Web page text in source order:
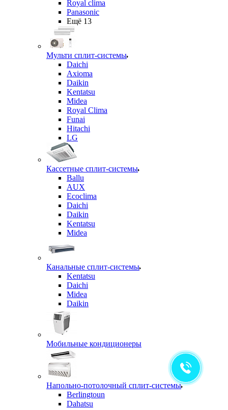
Royal clima
Panasonic
Ещё 13
Мульти сплит-системы
Daichi
Axioma
Daikin
Kentatsu
Midea
Royal Clima
Funai
Hitachi
LG
Кассетные сплит-системы
Ballu
AUX
Ecoclima
Daichi
Daikin
Kentatsu
Midea
Канальные сплит-системы
Kentatsu
Daichi
Midea
Daikin
Мобильные кондиционеры
Напольно-потолочный сплит-системы
Berlingtoun
Dahatsu